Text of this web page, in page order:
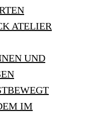
ATELIER
UND
IM